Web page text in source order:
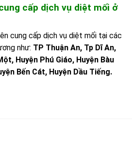
cấp dịch vụ diệt mối ở
cung cấp dịch vụ diệt mối tại các
như: TP Thuận An, Tp Dĩ An,
Huyện Phú Giáo, Huyện Bàu
Bến Cát, Huyện Dầu Tiếng.